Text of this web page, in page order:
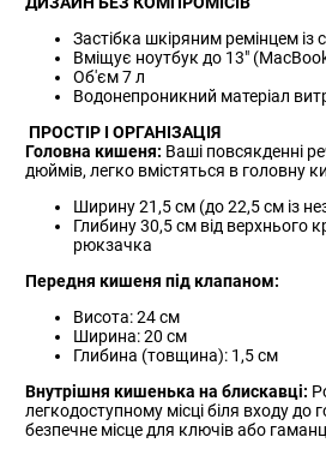
Застібка шкіряним ремінцем із
Вміщує ноутбук до 13"
Об'єм 7 л
Водонепроникний матеріал
ПРОСТІР І ОРГАНІЗАЦІЯ
Головна кишеня: Ваші повсякденні
дюймів, легко вмістяться в головну
Ширину 21,5 см (до 22,5 см із
Глибину 30,5 см від верхнього
рюкзачка
Передня кишеня під клапаном:
Висота: 24 см
Ширина: 20 см
Глибина (товщина): 1,5 см
Внутрішня кишенька на блискавці:
легкодоступному місці біля входу до
безпечне місце для ключів або